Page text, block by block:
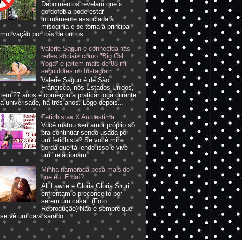
Depoimentos revelam que a
gordofobia pode estar
intimamente associada à
misoginia e se torna a principal
motivação por trás de outros ...
Valerie Sagun é conhecida nas
redes sociais como "Big Gal
Yoga" e já tem mais de 88 mil
seguidores no Instagram
Valerie Sagun é de São
Francisco, nos Estados Unidos,
tem 27 anos e começou a praticar ioga durante
a univerisade, há três anos. Logo depois...
Fetichistas X Autoestima
Você matou seu amor próprio só
pra continuar sendo usada por
um fetichista? Se você mina
gorda que tá lendo isso e vive
um "relacionam...
Minha namorada pesa mais do
que eu. E daí?
Ali Lawrie e Gloria Gloria Shuri
enfrentam o preconceito por
serem um casal. (Foto:
Reprodução) Não é sempre que
se vê um cara sarado...